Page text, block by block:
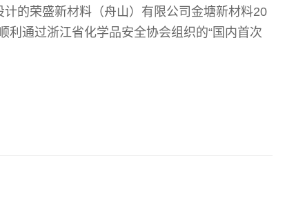
的荣盛新材料（舟山）有限公司金塘新材料20
利通过浙江省化学品安全协会组织的“国内首次